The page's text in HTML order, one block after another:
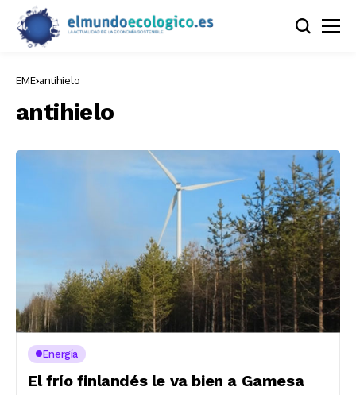
EME antihielo
antihielo
Energía
El frío finlandés le va bien a Gamesa